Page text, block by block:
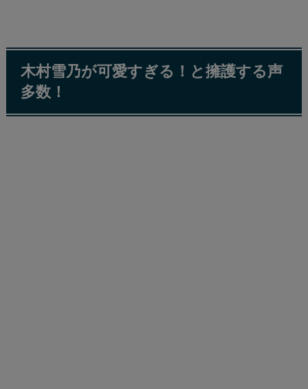
木村雪乃が可愛すぎる！と擁護する声
多数！